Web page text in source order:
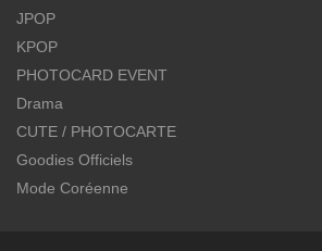
JPOP
KPOP
PHOTOCARD EVENT
Drama
CUTE / PHOTOCARTE
Goodies Officiels
Mode Coréenne